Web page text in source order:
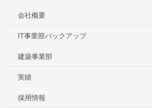
会社概要
IT事業部バックアップ
建築事業部
実績
採用情報